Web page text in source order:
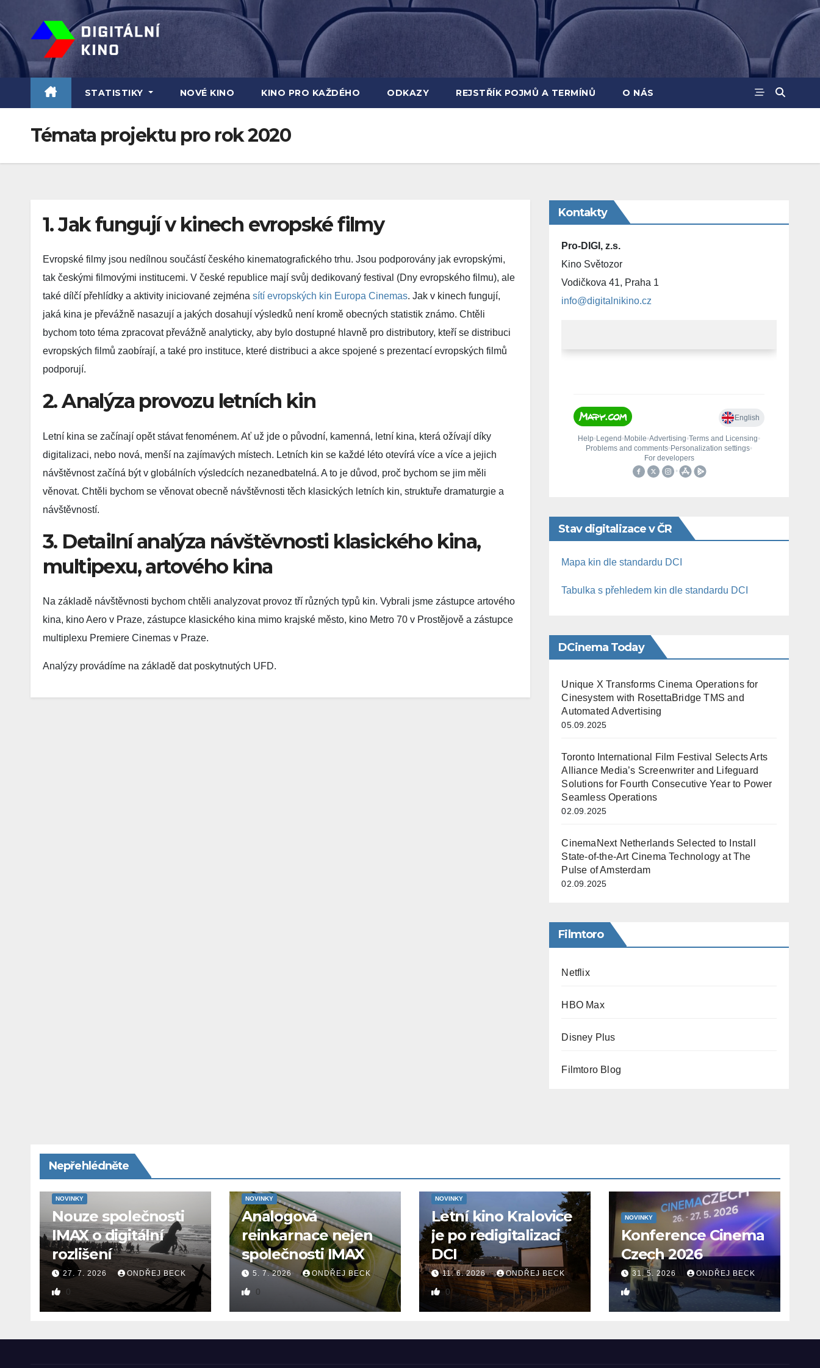
to
content
STATISTIKY NOVÉ KINO KINO PRO KAŽDÉHO ODKAZY REJSTŘÍK POJMŮ A TERMÍNŮ O NÁS
Témata projektu pro rok 2020
1. Jak fungují v kinech evropské filmy
Evropské filmy jsou nedílnou součástí českého kinematografického trhu. Jsou podporovány jak evropskými,
tak českými filmovými institucemi. V české republice mají svůj dedikovaný festival (Dny evropského filmu), ale
také dílčí přehlídky a aktivity iniciované zejména sítí evropských kin Europa Cinemas. Jak v kinech fungují,
jaká kina je převážně nasazují a jakých dosahují výsledků není kromě obecných statistik známo. Chtěli
bychom toto téma zpracovat převážně analyticky, aby bylo dostupné hlavně pro distributory, kteří se distribuci
evropských filmů zaobírají, a také pro instituce, které distribuci a akce spojené s prezentací evropských filmů
podporují.
2. Analýza provozu letních kin
Letní kina se začínají opět stávat fenoménem. Ať už jde o původní, kamenná, letní kina, která ožívají díky
digitalizaci, nebo nová, menší na zajímavých místech. Letních kin se každé léto otevírá více a více a jejich
návštěvnost začíná být v globálních výsledcích nezanedbatelná. A to je důvod, proč bychom se jim měli
věnovat. Chtěli bychom se věnovat obecně návštěvnosti těch klasických letních kin, struktuře dramaturgie a
návštěvností.
3. Detailní analýza návštěvnosti klasického kina,
multipexu, artového kina
Na základě návštěvnosti bychom chtěli analyzovat provoz tří různých typů kin. Vybrali jsme zástupce artového
kina, kino Aero v Praze, zástupce klasického kina mimo krajské město, kino Metro 70 v Prostějově a zástupce
multiplexu Premiere Cinemas v Praze.
Analýzy provádíme na základě dat poskytnutých UFD.
Kontakty
Pro-DIGI, z.s.
Kino Světozor
Vodičkova 41, Praha 1
info@digitalnikino.cz
Stav digitalizace v ČR
Mapa kin dle standardu DCI
Tabulka s přehledem kin dle standardu DCI
DCinema Today
Unique X Transforms Cinema Operations for
Cinesystem with RosettaBridge TMS and
Automated Advertising
05.09.2025
Toronto International Film Festival Selects Arts
Alliance Media’s Screenwriter and Lifeguard
Solutions for Fourth Consecutive Year to Power
Seamless Operations
02.09.2025
CinemaNext Netherlands Selected to Install
State-of-the-Art Cinema Technology at The
Pulse of Amsterdam
02.09.2025
Filmtoro
Netflix
HBO Max
Disney Plus
Filmtoro Blog
Nepřehlédněte
NOVINKY
Nouze společnosti
IMAX o digitální
rozlišení
27. 7. 2026 ONDŘEJ BECK
0
NOVINKY
Analogová
reinkarnace nejen
společnosti IMAX
5. 7. 2026 ONDŘEJ BECK
0
NOVINKY
Letní kino Kralovice
je po redigitalizaci
DCI
11. 6. 2026 ONDŘEJ BECK
0
NOVINKY
Konference Cinema
Czech 2026
31. 5. 2026 ONDŘEJ BECK
0